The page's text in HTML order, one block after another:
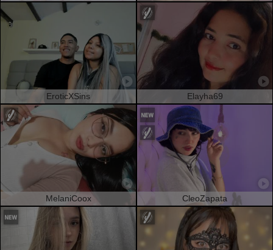
EroticXSins Elayha69
MelaniCoox CleoZapata